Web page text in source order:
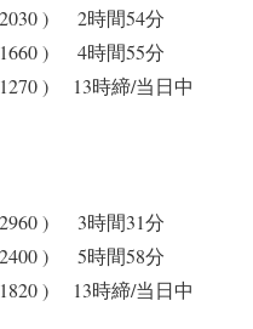
2030 ) 2時間54分
) 4時間55分
1270 ) 13時締/当日中
2960 ) 3時間31分
) 5時間58分
1820 ) 13時締/当日中